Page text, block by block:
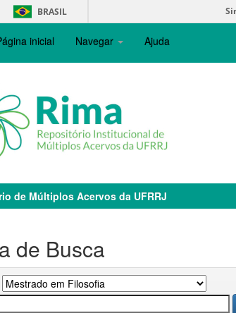
BRASIL
inicial Navegar Ajuda
de Múltiplos Acervos da UFRRJ
de Busca